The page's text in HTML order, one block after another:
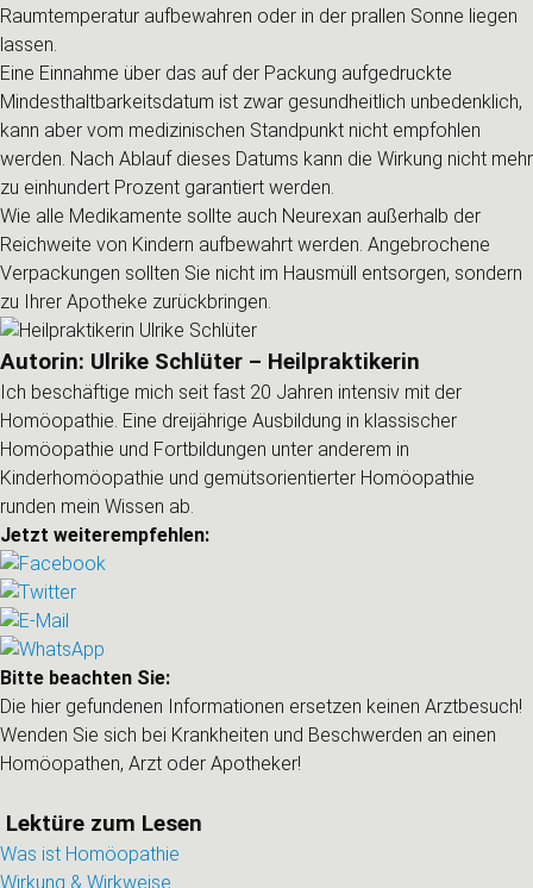
Raumtemperatur aufbewahren oder in der prallen Sonne liegen
lassen.
Eine Einnahme über das auf der Packung aufgedruckte
Mindesthaltbarkeitsdatum ist zwar gesundheitlich unbedenklich,
kann aber vom medizinischen Standpunkt nicht empfohlen
werden. Nach Ablauf dieses Datums kann die Wirkung nicht mehr
zu einhundert Prozent garantiert werden.
Wie alle Medikamente sollte auch Neurexan außerhalb der
Reichweite von Kindern aufbewahrt werden. Angebrochene
Verpackungen sollten Sie nicht im Hausmüll entsorgen, sondern
zu Ihrer Apotheke zurückbringen.
Autorin: Ulrike Schlüter – Heilpraktikerin
Ich beschäftige mich seit fast 20 Jahren intensiv mit der
Homöopathie. Eine dreijährige Ausbildung in klassischer
Homöopathie und Fortbildungen unter anderem in
Kinderhomöopathie und gemütsorientierter Homöopathie
runden mein Wissen ab.
Jetzt weiterempfehlen:
Bitte beachten Sie:
Die hier gefundenen Informationen ersetzen keinen Arztbesuch!
Wenden Sie sich bei Krankheiten und Beschwerden an einen
Homöopathen, Arzt oder Apotheker!
Lektüre zum Lesen
Was ist Homöopathie
Wirkung & Wirkweise